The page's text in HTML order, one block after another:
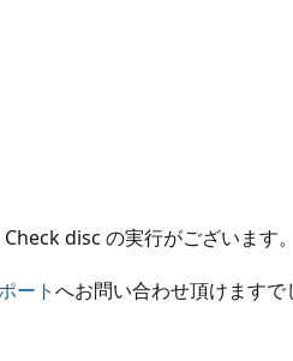
disc の実行がございます。
ートへお問い合わせ頂けますで